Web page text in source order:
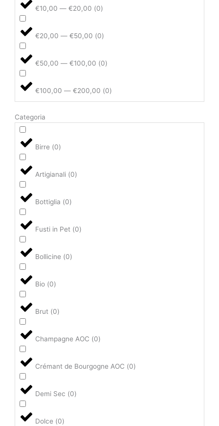
€10,00 — €20,00 (0)
€20,00 — €50,00 (0)
€50,00 — €100,00 (0)
€100,00 — €200,00 (0)
Categoria
Birre (0)
Artigianali (0)
Bottiglia (0)
Fusti in Pet (0)
Bollicine (0)
Bio (0)
Brut (0)
Champagne AOC (0)
Crémant de Bourgogne AOC (0)
Demi Sec (0)
Dolce (0)